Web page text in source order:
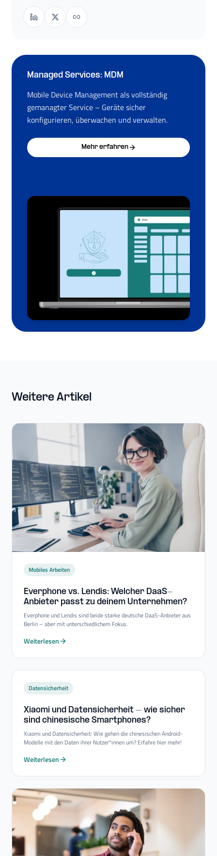
Managed Services: MDM
Mobile Device Management als vollständig
gemanagter Service – Geräte sicher
konfigurieren, überwachen und verwalten.
Mehr erfahren
Weitere Artikel
Mobiles Arbeiten
Everphone vs. Lendis: Welcher DaaS-​
Anbieter passt zu deinem Unternehmen?
Everphone und Lendis sind beide starke deutsche DaaS-Anbieter aus
Berlin – aber mit unterschiedlichem Fokus.
Weiterlesen
Datensicherheit
Xiaomi und Datensicherheit – wie sicher
sind chinesische Smartphones?
Xiaomi und Datensicherheit: Wie gehen die chinesischen Android-
Modelle mit den Daten ihrer Nutzer*innen um? Erfahre hier mehr!
Weiterlesen